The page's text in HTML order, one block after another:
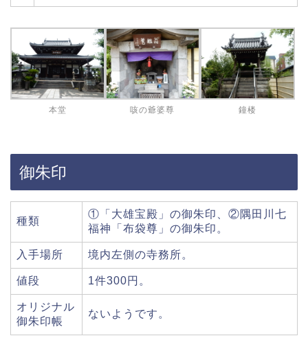
本堂 咳の爺婆尊 鐘楼
御朱印
種類
①「大雄宝殿」の御朱印、②隅田川七
福神「布袋尊」の御朱印。
入手場所 境内左側の寺務所。
値段 1件300円。
オリジナル
御朱印帳
ないようです。